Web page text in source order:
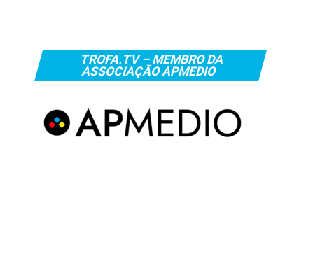
TROFA.TV – MEMBRO DA
ASSOCIAÇÃO APMEDIO